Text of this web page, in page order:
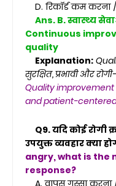
D. रिकॉर्ड कम करना /
Ans. B. स्वास्थ्य
Continuous
quality
Explanation:
सुरक्षित, प्रभावी और
Quality
and patient-
Q9. यदि कोई रोगी
उपयुक्त व्यवहार क्या
angry, what is the
response?
A. वापस गुस्सा करना